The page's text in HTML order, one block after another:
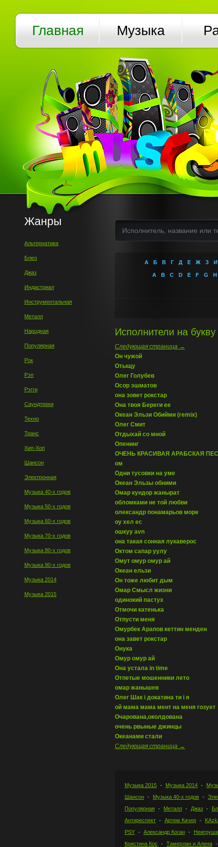
Главная Музыка
Жанры
Альтернатива
Блюз
Джаз
Индастриал
Инструментальная
Металл
Народная
Популярная
Рок
Рэп
Рэгги
Саундтреки
Техно
Транс
Хип-Хоп
Шансон
Электронная
Музыка 40-х годов
Музыка 50-х годов
Музыка 60-х годов
Музыка 70-х годов
Музыка 80-х годов
Музыка 90-х годов
Музыка 2014
Музыка 2015
А Б В Г Д Е Ж З И
A B C D E F G H
Исполнители на
Следующая страница →
Он чужой
Отыщу
Олег Голубев
Осор эшматов
она зовет рокстар
Она твоя Береги ее
Океан Эльзи Обийми (remix)
Олег Смит
Отдыхай со мной
Опенинг
ОЧЕНЬ КРАСИВАЯ АРАБСКАЯ
ом
Одни тусовки на уме
Океан Эльзы обними
Омар кундор жанырат
обломками не той любви
олександр понамарьов море
оу хел ес
ошкуу avn
она такая сонная лукаверос
Октом сапар уулу
Омут омур омур ай
Океан ельзи
Он тоже любит дым
Омар Смысл жизни
одинокий пастух
Отмочи катенька
Отпусти меня
Омурбек Арапов кеттин менден
она завет рокстар
Онука
Омур омур ай
Она устала in time
Отпетые мошенники лето
омар жанышев
Олег Шак і докатина ти і я
ой мама мама мент на меня гозует
Очарована,околдована
очень рвыные джинцы
Океанами стали
Следующая страница →
Музыка 2015 Музыка 2014
Шансон
Музыка 40-х годов
Популярная
Металл Джаз
Антиреспект
Артем Качер
PSY
Александр Коган
Кристина Кос
Тамерлан и Алена